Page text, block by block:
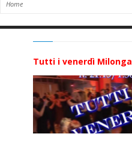
Tutti i venerdì Milonga